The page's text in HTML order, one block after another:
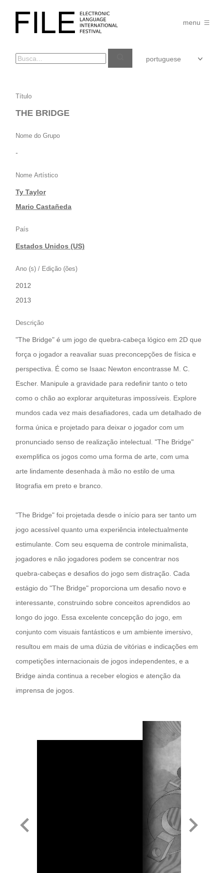
FILE
FESTIVAL
menu
THE
BRIDGE
Título
THE BRIDGE
Nome do Grupo
-
Nome Artístico
Ty Taylor
|Mario Castañeda
País
Estados Unidos (US)
Ano (s) / Edição (ões)
2012
|2013
Descrição
"The Bridge" é um jogo de quebra-cabeça lógico em 2D que
força o jogador a reavaliar suas preconcepções de física e
perspectiva. É como se Isaac Newton encontrasse M. C.
Escher. Manipule a gravidade para redefinir tanto o teto
como o chão ao explorar arquiteturas impossíveis. Explore
mundos cada vez mais desafiadores, cada um detalhado de
forma única e projetado para deixar o jogador com um
pronunciado senso de realização intelectual. "The Bridge"
exemplifica os jogos como uma forma de arte, com uma
arte lindamente desenhada à mão no estilo de uma
litografia em preto e branco.
"The Bridge" foi projetada desde o início para ser tanto um
jogo acessível quanto uma experiência intelectualmente
estimulante. Com seu esquema de controle minimalista,
jogadores e não jogadores podem se concentrar nos
quebra-cabeças e desafios do jogo sem distração. Cada
estágio do "The Bridge" proporciona um desafio novo e
interessante, construindo sobre conceitos aprendidos ao
longo do jogo. Essa excelente concepção do jogo, em
conjunto com visuais fantásticos e um ambiente imersivo,
resultou em mais de uma dúzia de vitórias e indicações em
competições internacionais de jogos independentes, e a
Bridge ainda continua a receber elogios e atenção da
imprensa de jogos.